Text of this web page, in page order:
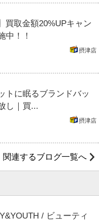
買取金額20%UPキャン
中！！
摂津店
トに眠るブランドバッ
し｜買...
摂津店
関連するブログ一覧へ
/ ビューティ